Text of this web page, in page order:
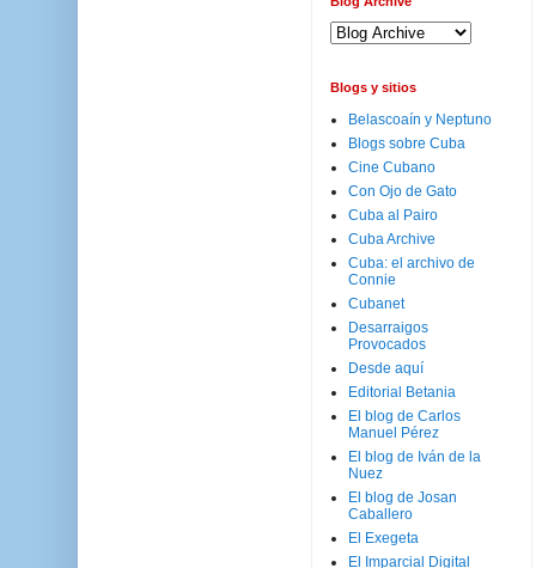
Blogs y sitios
Belascoaín y Neptuno
Blogs sobre Cuba
Cine Cubano
Con Ojo de Gato
Cuba al Pairo
Cuba Archive
Cuba: el archivo de
Connie
Cubanet
Desarraigos
Provocados
Desde aquí
Editorial Betania
El blog de Carlos
Manuel Pérez
El blog de Iván de la
Nuez
El blog de Josan
Caballero
El Exegeta
El Imparcial Digital